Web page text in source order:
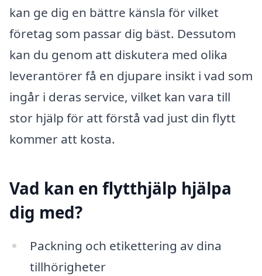
kan ge dig en bättre känsla för vilket
företag som passar dig bäst. Dessutom
kan du genom att diskutera med olika
leverantörer få en djupare insikt i vad som
ingår i deras service, vilket kan vara till
stor hjälp för att förstå vad just din flytt
kommer att kosta.
Vad kan en flytthjälp hjälpa
dig med?
Packning och etikettering av dina
tillhörigheter